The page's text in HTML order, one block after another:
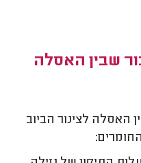
שבין האסלה
האסלה לצינור הביוב